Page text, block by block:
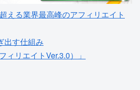
える業界最高峰のアフィリエイト
出す仕組み
ィリエイトVer.3.0）」